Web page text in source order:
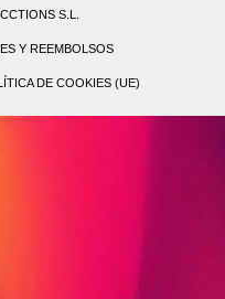
S.L.
Y REEMBOLSOS
DE COOKIES (UE)